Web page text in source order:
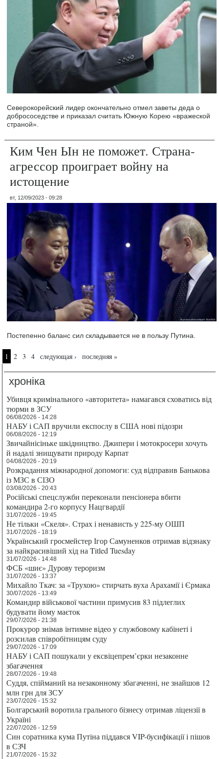
Северокорейский лидер окончательно отмел заветы деда о
добрососедстве и приказал считать Южную Корею «вражеской
страной».
Ким Чен Ын не поможет. Страна-
агрессор проиграет войну на
истощение
вт, 12/09/2023 - 09:28
Постепенно баланс сил складывается не в пользу Путина.
Страницы
1 2 3 4 следующая › последняя »
хроніка
Убивця кримінального «авторитета» намагався сховатись від
тюрми в ЗСУ
06/08/2026 - 14:28
НАБУ і САП вручили експослу в США нові підозри
06/08/2026 - 12:19
Звичайнісіньке шкідництво. Джипери і мотокросери хочуть
й надалі знищувати природу Карпат
04/08/2026 - 20:19
Розкрадання міжнародної допомоги: суд відправив Банькова
із МЗС в СІЗО
03/08/2026 - 20:43
Російські спецслужби переконали пенсіонера вбити
командира 2-го корпусу Нацгвардії
31/07/2026 - 19:45
Не тільки «Скеля». Страх і ненависть у 225-му ОШП
31/07/2026 - 18:19
Український гросмейстер Ігор Самуненков отримав відзнаку
за найкрасивіший хід на Titled Tuesday
31/07/2026 - 14:48
ФСБ «шиє» Дурову тероризм
31/07/2026 - 13:37
Михайло Ткач: за «Трухою» стирчать вуха Арахамії і Єрмака
30/07/2026 - 13:49
Командир військової частини примусив 83 підлеглих
будувати йому маєток
29/07/2026 - 21:38
Прокурор знімав інтимне відео у службовому кабінеті і
розсилав співробітницям суду
29/07/2026 - 17:09
НАБУ і САП пошукали у ексвіцепрем’єрки незаконне
збагачення
28/07/2026 - 19:48
Суддя, спійманий на незаконному збагаченні, не знайшов 12
млн грн для ЗСУ
23/07/2026 - 15:32
Болгарський воротила грального бізнесу отримав ліцензії в
Україні
22/07/2026 - 12:59
Син соратника кума Путіна піддався VIP-бусифікації і пішов
в СЗЧ
21/07/2026 - 15:32